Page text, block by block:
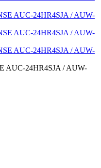
AUC-24HR4SJA / AUW-